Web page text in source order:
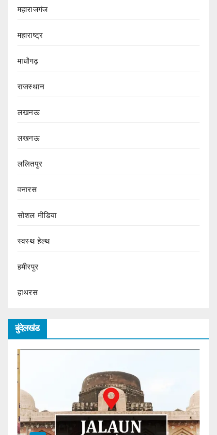
महाराजगंज
महाराष्ट्र
माधौगढ़
राजस्थान
लखनऊ
लखनऊ
ललितपुर
वनारस
सोशल मीडिया
स्वस्थ हेल्थ
हमीरपुर
हाथरस
बुंदेलखंड